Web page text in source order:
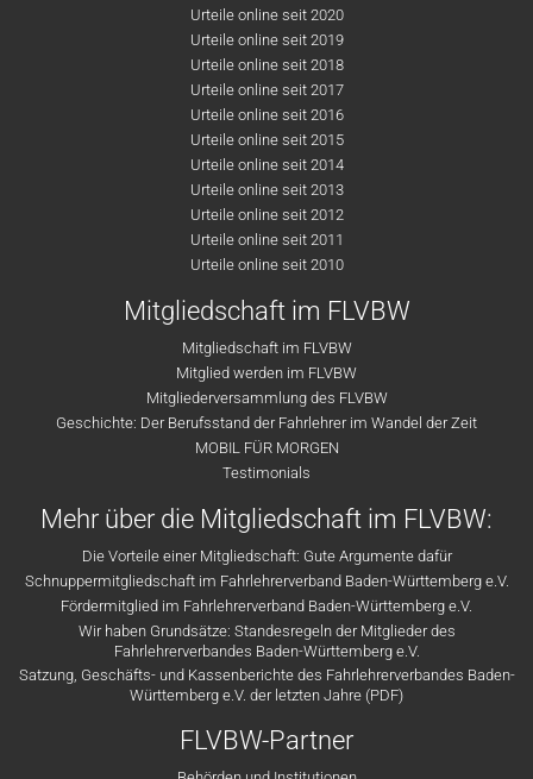
Urteile online seit 2020
Urteile online seit 2019
Urteile online seit 2018
Urteile online seit 2017
Urteile online seit 2016
Urteile online seit 2015
Urteile online seit 2014
Urteile online seit 2013
Urteile online seit 2012
Urteile online seit 2011
Urteile online seit 2010
Mitgliedschaft im FLVBW
Mitgliedschaft im FLVBW
Mitglied werden im FLVBW
Mitgliederversammlung des FLVBW
Geschichte: Der Berufsstand der Fahrlehrer im Wandel der Zeit
MOBIL FÜR MORGEN
Testimonials
Mehr über die Mitgliedschaft im FLVBW:
Die Vorteile einer Mitgliedschaft: Gute Argumente dafür
Schnuppermitgliedschaft im Fahrlehrerverband Baden-Württemberg e.V.
Fördermitglied im Fahrlehrerverband Baden-Württemberg e.V.
Wir haben Grundsätze: Standesregeln der Mitglieder des
Fahrlehrerverbandes Baden-Württemberg e.V.
Satzung, Geschäfts- und Kassenberichte des Fahrlehrerverbandes Baden-
Württemberg e.V. der letzten Jahre (PDF)
FLVBW-Partner